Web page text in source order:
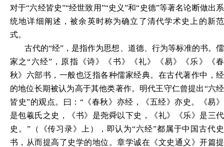
对于“六经皆史”“经世致用”“史义”和“史德”等著名论断做出系
统地详细阐述，被余英时称为确立了清代学术史上的新范
式。
古代的“经”，是指作为思想、道德、行为等标准的书。儒
家之“六经”，原指《诗》《书》《礼》《易》《乐》《春
秋》六部书，一般也泛指各种儒家经典。在古代著作中，经
的地位长期被认为高于其他类著作。明代王守仁曾提出“六经
皆史”的观点。曰：“《春秋》亦经，《五经》亦史。《易》
是包羲氏之史，《书》是尧舜以下史，《礼》《乐》是三代
史。”（《传习录》上），即认为“六经”都属于中国古代史
书，从而提高了史学的地位。章学诚在《文史通义》开篇提